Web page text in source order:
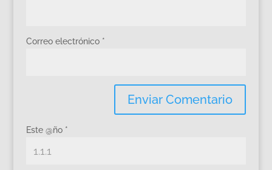
Correo electrónico *
Este @ño *